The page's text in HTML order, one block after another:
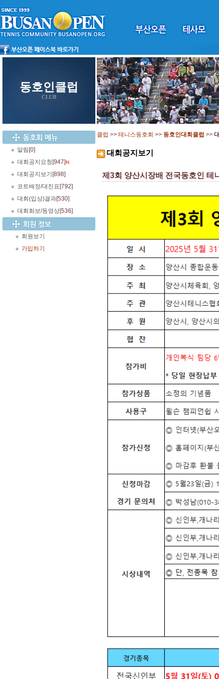
동호인클럽
CLUB
알림 [0]
대회공지요청 [947]
대회공지보기 [898]
코트배정/대진표 [792]
대회(입상)결과[530]
대회화보/동영상[536]
회원보기
가입하기
클럽 >> 테니스동호회 >> 동호인대회클럽 >>
대회공지보기
제3회 양산시장배 전국동호인 테